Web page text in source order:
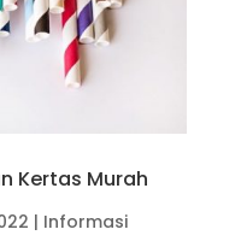
Kertas Murah
| Informasi